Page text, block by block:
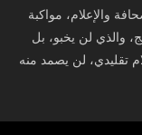
والإعلام، مواكبة
والذي لن يخبو، بل
تقليدي، لن يصمد منه